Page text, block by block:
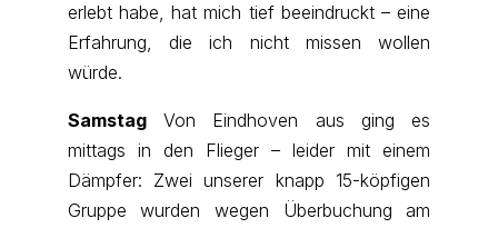
erlebt habe, hat mich tief beeindruckt – eine
Erfahrung, die ich nicht missen wollen
würde.
SamstagVon Eindhoven aus ging es
mittags in den Flieger – leider mit einem
Dämpfer: Zwei unserer knapp 15-köpfigen
Gruppe wurden wegen Überbuchung am